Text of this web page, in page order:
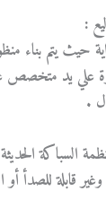
:
حيث يتم بناء
علي يد
.
السباكة
قابلة للصدأ